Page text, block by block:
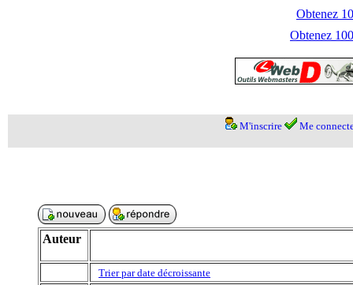
Obtenez
Obtenez
M'inscrire Me
Auteur
Trier par date décroissante